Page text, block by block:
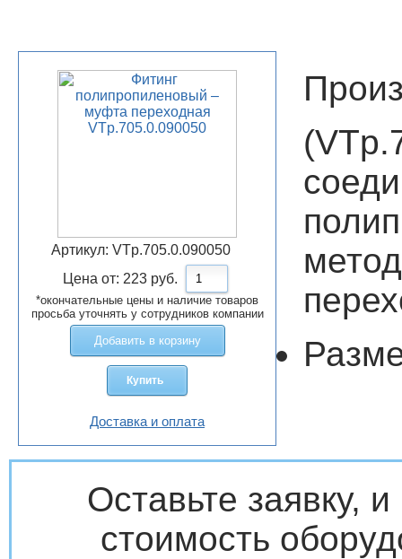
Артикул:VTp.705.0.090050
Цена от: 223 руб.
*окончательные цены и наличие товаров
просьба уточнять у сотрудников компании
Добавить в корзину
Купить
Доставка и оплата
Оставьте заявку,
стоимость